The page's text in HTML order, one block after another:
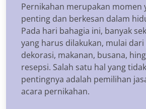
Pernikahan merupakan momen
penting dan berkesan dalam
Pada hari bahagia ini, banyak
yang harus dilakukan, mulai
dekorasi, makanan, busana,
resepsi. Salah satu hal yang
pentingnya adalah pemilihan
acara pernikahan.